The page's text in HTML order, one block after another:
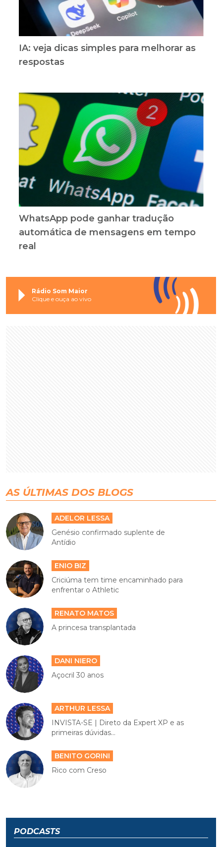
IA: veja dicas simples para melhorar as
respostas
WhatsApp pode ganhar tradução
automática de mensagens em tempo
real
Rádio Som Maior
Clique e ouça ao vivo
AS ÚLTIMAS DOS BLOGS
ADELOR LESSA
Genésio confirmado suplente de
Antídio
ENIO BIZ
Criciúma tem time encaminhado para
enfrentar o Athletic
RENATO MATOS
A princesa transplantada
DANI NIERO
Açocril 30 anos
ARTHUR LESSA
INVISTA-SE | Direto da Expert XP e as
primeiras dúvidas...
BENITO GORINI
Rico com Creso
PODCASTS